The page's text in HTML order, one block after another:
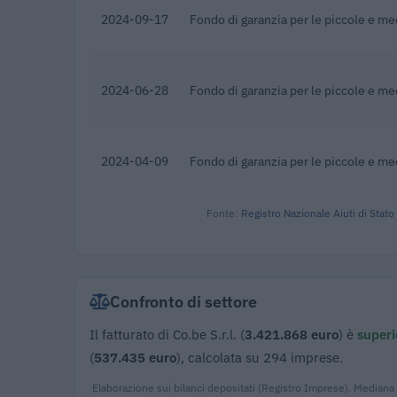
2024-09-17 Fondo di garanzia per le piccole e
2024-06-28 Fondo di garanzia per le piccole e
2024-04-09 Fondo di garanzia per le piccole e
Fonte: Registro Nazionale Aiuti di Stato
Confronto di settore
Il fatturato di Co.be S.r.l. (3.421.868 euro) è
(537.435 euro), calcolata su 294 imprese.
Elaborazione sui bilanci depositati (Registro Imprese). Mediana